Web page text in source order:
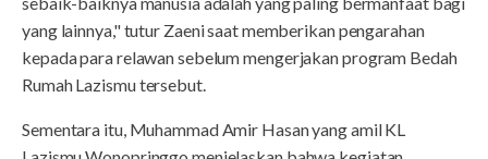
yang lainnya," tutur Zaeni saat memberikan pengarahan
kepada para relawan sebelum mengerjakan program Bedah
Rumah Lazismu tersebut.
Sementara itu, Muhammad Amir Hasan yang amil KL